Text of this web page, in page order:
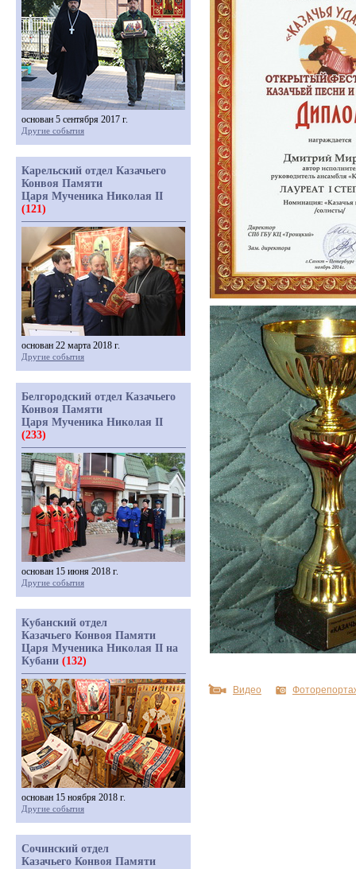
Видео
основан 5 сентября 2017 г.
Другие события
Карельский отдел Казачьего
Конвоя Памяти
Царя Мученика Николая II
(121)
основан 22 марта 2018 г.
Другие события
Белгородский отдел Казачьего
Конвоя Памяти
Царя Мученика Николая II
(233)
основан 15 июня 2018 г.
Другие события
Кубанский отдел
Казачьего Конвоя Памяти
Царя Мученика Николая II на
Кубани (132)
основан 15 ноября 2018 г.
Другие события
Сочинский отдел
Казачьего Конвоя Памяти